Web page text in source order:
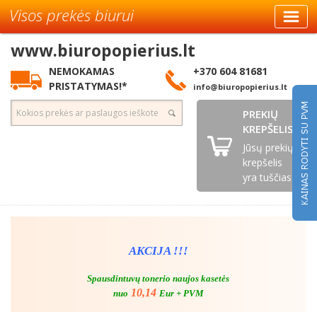
Visos prekės biurui
www.biuropopierius.lt
NEMOKAMAS
PRISTATYMAS!*
+370 604 81681
info@biuropopierius.lt
PREKIŲ
KREPŠELIS
Jūsų prekių
krepšelis
yra tuščias
AKCIJA !!!
Spausdintuvų tonerio naujos kasetės
nuo 10,14 Eur + PVM